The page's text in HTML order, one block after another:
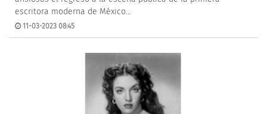
escritora moderna de México…
11-03-2023 08:45